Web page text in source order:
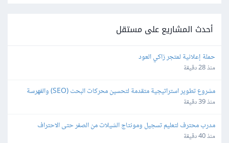
أحدث المشاريع على مستقل
حملة إعلانية لمتجر زاكي العود
منذ 28 دقيقة
(Indexing)منذ 39 دقيقة
مدرب محترف لتعليم تسجيل ومونتاج الشيلات من الصفر حتى الاحتراف
منذ 40 دقيقة